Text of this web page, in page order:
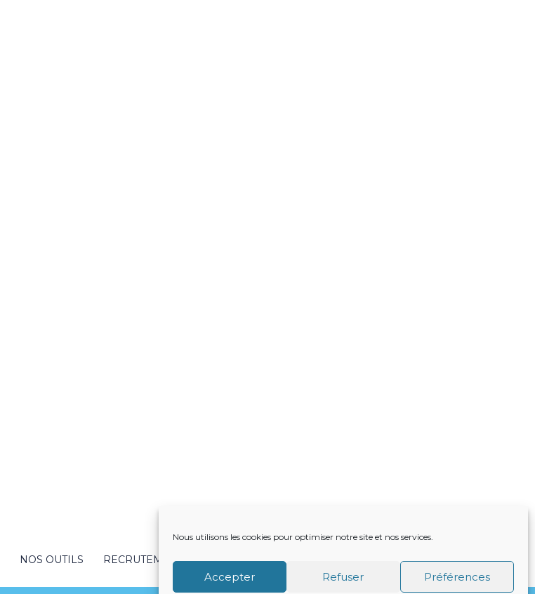
Nous utilisons les cookies pour optimiser notre site et nos services.
Accepter Refuser Préférences
NOS OUTILS RECRUTEMENT NOTRE ACTUALITÉ VIE DU CABINET CONTACT